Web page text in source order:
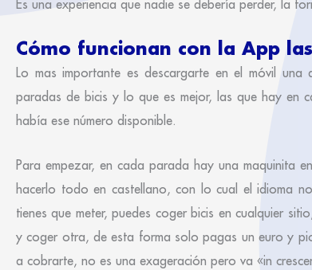
Es una experiencia que nadie se debería perder, la
Cómo funcionan con la App
Lo mas importante es descargarte en el móvil
paradas de bicis y lo que es mejor, las que hay en
había ese número disponible.
Para empezar, en cada parada hay una maquinita
hacerlo todo en castellano, con lo cual el idioma
tienes que meter, puedes coger bicis en cualquier
y coger otra, de esta forma solo pagas un euro y
a cobrarte, no es una exageración pero va «in